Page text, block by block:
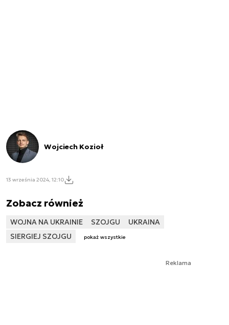
Wojciech Kozioł
13 września 2024, 12:10
Zobacz również
WOJNA NA UKRAINIE SZOJGU
UKRAINA
SIERGIEJ SZOJGU
pokaż wszystkie
Reklama